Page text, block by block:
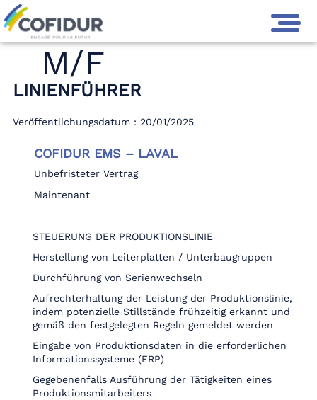
M/F
LINIENFÜHRER
Veröffentlichungsdatum : 20/01/2025
COFIDUR EMS – LAVAL
Unbefristeter Vertrag
Maintenant
STEUERUNG DER PRODUKTIONSLINIE
Herstellung von Leiterplatten / Unterbaugruppen
Durchführung von Serienwechseln
Aufrechterhaltung der Leistung der Produktionslinie,
indem potenzielle Stillstände frühzeitig erkannt und
gemäß den festgelegten Regeln gemeldet werden
Eingabe von Produktionsdaten in die erforderlichen
Informationssysteme (ERP)
Gegebenenfalls Ausführung der Tätigkeiten eines
Produktionsmitarbeiters